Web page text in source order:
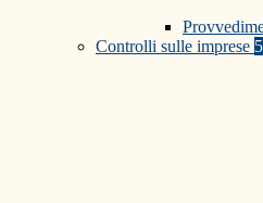
Controlli sulle imprese 5